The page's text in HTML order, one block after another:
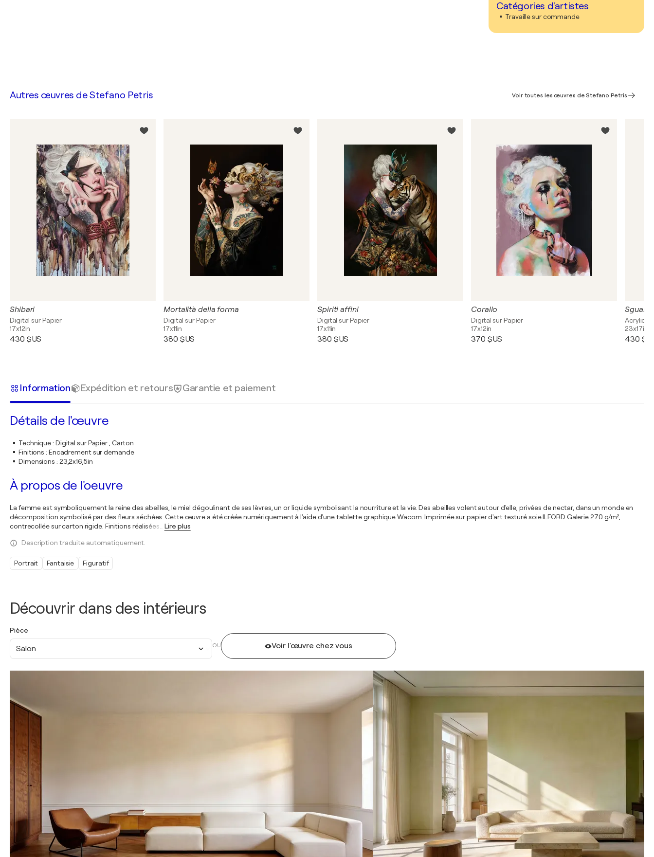
Catégories d'artistes
Travaille sur commande
Découvrir dans des intérieurs
Pièce
Salon OU Voir l'œuvre chez vous
Autres œuvres deStefano Petris Voir toutes les œuvres de Stefano Petris
Shibari
Digital sur Papier
17x12in
430 $US
Mortalità della forma
Digital sur Papier
17x11in
380 $US
Spiriti affini
Digital sur Papier
17x11in
380 $US
Corallo
Digital sur Papier
17x12in
370 $US
23x17in
430
Information Expédition et retours Garantie et paiement
Détails de l'œuvre
Technique: Digital sur Papier , Carton
Finitions : Encadrement sur demande
Dimensions : 23,2x16,5in
À propos de l'oeuvre
La femme est symboliquement la reine des abeilles, le miel dégoulinant de ses lèvres, un or liquide symbolisant la nourriture et la vie. Des abeilles volent autour d'elle, privées de nectar, dans un monde en
décomposition symbolisé par des fleurs séchées. Cette œuvre a été créée numériquement à l'aide d'une tablette graphique Wacom. Imprimée sur papier d'art texturé soie ILFORD Galerie 270 g/m²,
contrecollée sur carton rigide. Finitions réalisées
Lire plus
Description traduite automatiquement.
Portrait Fantaisie Figuratif